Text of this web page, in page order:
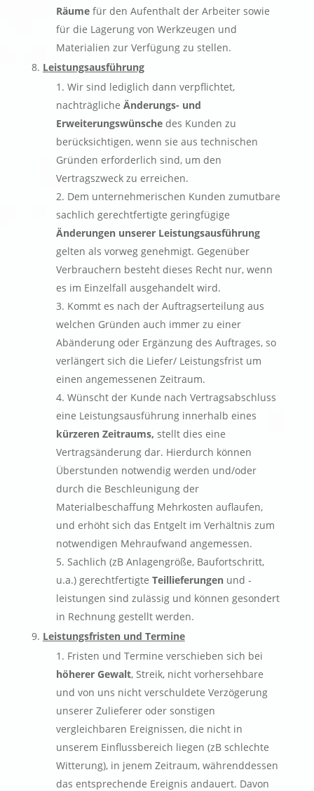
Räume für den Aufenthalt der Arbeiter sowie
für die Lagerung von Werkzeugen und
Materialien zur Verfügung zu stellen.
Leistungsausführung
Wir sind lediglich dann verpflichtet,
nachträgliche Änderungs- und
Erweiterungswünschedes Kunden zu
berücksichtigen, wenn sie aus technischen
Gründen erforderlich sind, um den
Vertragszweck zu erreichen.
Dem unternehmerischen Kunden zumutbare
sachlich gerechtfertigte geringfügige
Änderungen unserer Leistungsausführung
gelten als vorweg genehmigt. Gegenüber
Verbrauchern besteht dieses Recht nur, wenn
es im Einzelfall ausgehandelt wird.
Kommt es nach der Auftragserteilung aus
welchen Gründen auch immer zu einer
Abänderung oder Ergänzung des Auftrages, so
verlängert sich die Liefer/ Leistungsfrist um
einen angemessenen Zeitraum.
Wünscht der Kunde nach Vertragsabschluss
eine Leistungsausführung innerhalb eines
kürzeren Zeitraums, stellt dies eine
Vertragsänderung dar. Hierdurch können
Überstunden notwendig werden und/oder
durch die Beschleunigung der
Materialbeschaffung Mehrkosten auflaufen,
und erhöht sich das Entgelt im Verhältnis zum
notwendigen Mehraufwand angemessen.
Sachlich (zB Anlagengröße, Baufortschritt,
u.a.) gerechtfertigte Teillieferungen und -
leistungen sind zulässig und können gesondert
in Rechnung gestellt werden.
Leistungsfristen und Termine
Fristen und Termine verschieben sich bei
höherer Gewalt, Streik, nicht vorhersehbare
und von uns nicht verschuldete Verzögerung
unserer Zulieferer oder sonstigen
vergleichbaren Ereignissen, die nicht in
unserem Einflussbereich liegen (zB schlechte
Witterung), in jenem Zeitraum, währenddessen
das entsprechende Ereignis andauert. Davon